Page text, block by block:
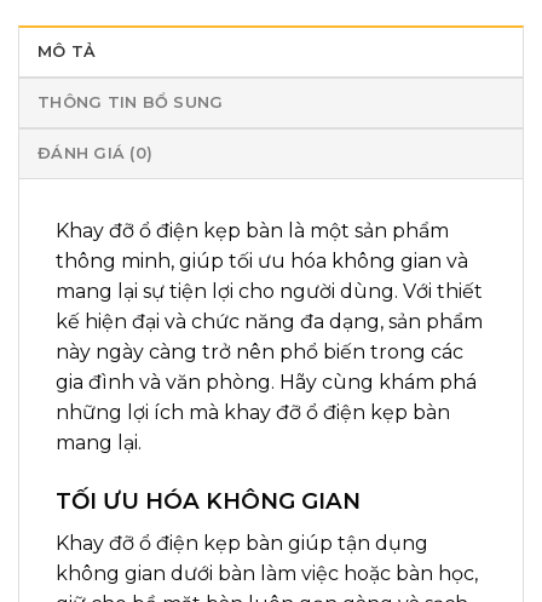
MÔ TẢ
THÔNG TIN BỔ SUNG
ĐÁNH GIÁ (0)
Khay đỡ ổ điện kẹp bàn là một sản phẩm
thông minh, giúp tối ưu hóa không gian và
mang lại sự tiện lợi cho người dùng. Với thiết
kế hiện đại và chức năng đa dạng, sản phẩm
này ngày càng trở nên phổ biến trong các
gia đình và văn phòng. Hãy cùng khám phá
những lợi ích mà khay đỡ ổ điện kẹp bàn
mang lại.
TỐI ƯU HÓA KHÔNG GIAN
Khay đỡ ổ điện kẹp bàn giúp tận dụng
không gian dưới bàn làm việc hoặc bàn học,